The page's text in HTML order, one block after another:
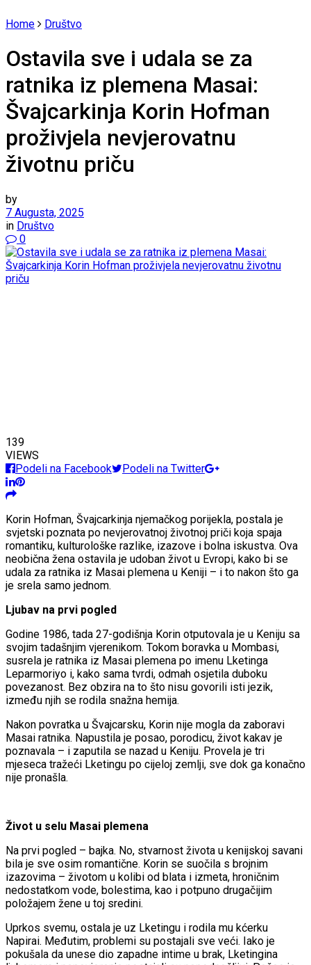
Home Društvo
Ostavila sve i udala se za
ratnika iz plemena Masai:
Švajcarkinja Korin Hofman
proživjela nevjerovatnu
životnu priču
by
7 Augusta, 2025
in Društvo
0
139
VIEWS
Podeli na Facebook
Podeli na Twitter
Korin Hofman, Švajcarkinja njemačkog porijekla, postala je
svjetski poznata po nevjerovatnoj životnoj priči koja spaja
romantiku, kulturološke razlike, izazove i bolna iskustva. Ova
neobična žena ostavila je udoban život u Evropi, kako bi se
udala za ratnika iz Masai plemena u Keniji – i to nakon što ga
je srela samo jednom.
Ljubav na prvi pogled
Godine 1986, tada 27-godišnja Korin otputovala je u Keniju sa
svojim tadašnjim vjerenikom. Tokom boravka u Mombasi,
susrela je ratnika iz Masai plemena po imenu Lketinga
Leparmoriyo i, kako sama tvrdi, odmah osjetila duboku
povezanost. Bez obzira na to što nisu govorili isti jezik,
između njih se rodila snažna hemija.
Nakon povratka u Švajcarsku, Korin nije mogla da zaboravi
Masai ratnika. Napustila je posao, porodicu, život kakav je
poznavala – i zaputila se nazad u Keniju. Provela je tri
mjeseca tražeći Lketingu po cijeloj zemlji, sve dok ga konačno
nije pronašla.
Život u selu Masai plemena
Na prvi pogled – bajka. No, stvarnost života u kenijskoj savani
bila je sve osim romantične. Korin se suočila s brojnim
izazovima – životom u kolibi od blata i izmeta, hroničnim
nedostatkom vode, bolestima, kao i potpuno drugačijim
položajem žene u toj sredini.
Uprkos svemu, ostala je uz Lketingu i rodila mu kćerku
Napirai. Međutim, problemi su postajali sve veći. Iako je
pokušala da unese dio zapadne intime u brak, Lketingina